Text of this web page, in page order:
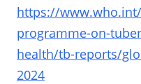
https://
programme-on-
health/tb-reports/
2024